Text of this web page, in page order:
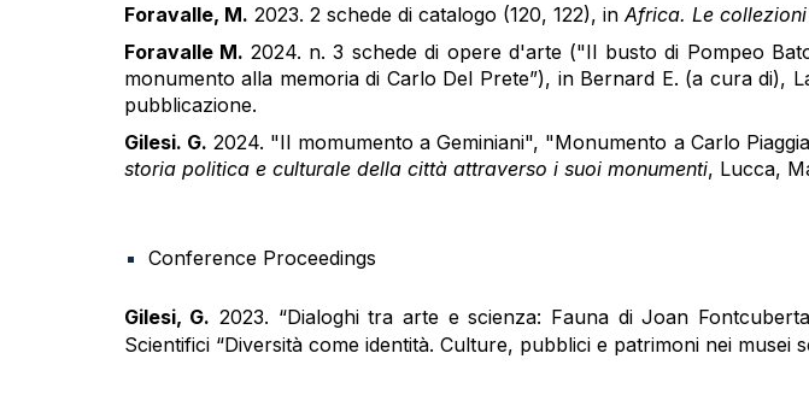
Foravalle, M. 2023. 2 schede di catalogo (120, 122), in Africa. Le
Foravalle M. 2024. n. 3 schede di opere d'arte ("Il busto di Pompeo
monumento alla memoria di Carlo Del Prete”), in Bernard E. (a cura
pubblicazione.
Gilesi. G. 2024. "Il momumento a Geminiani", "Monumento a Carlo
storia politica e culturale della città attraverso i suoi monumenti, Lucca,
Conference Proceedings
Gilesi, G. 2023. “Dialoghi tra arte e scienza: Fauna di Joan
Scientifici “Diversità come identità. Culture, pubblici e patrimoni nei musei